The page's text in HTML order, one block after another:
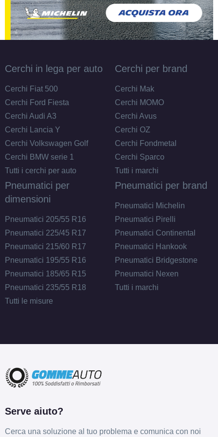
Cerchi in lega per auto
Cerchi Fiat 500
Cerchi Ford Fiesta
Cerchi Audi A3
Cerchi Lancia Y
Cerchi Volkswagen Golf
Cerchi BMW serie 1
Tutti i cerchi per auto
Cerchi per brand
Cerchi Mak
Cerchi MOMO
Cerchi Avus
Cerchi OZ
Cerchi Fondmetal
Cerchi Sparco
Tutti i marchi
Pneumatici per
dimensioni
Pneumatici 205/55 R16
Pneumatici 225/45 R17
Pneumatici 215/60 R17
Pneumatici 195/55 R16
Pneumatici 185/65 R15
Pneumatici 235/55 R18
Tutti le misure
Pneumatici per brand
Pneumatici Michelin
Pneumatici Pirelli
Pneumatici Continental
Pneumatici Hankook
Pneumatici Bridgestone
Pneumatici Nexen
Tutti i marchi
Serve aiuto?
Cerca una soluzione al tuo problema e comunica con noi